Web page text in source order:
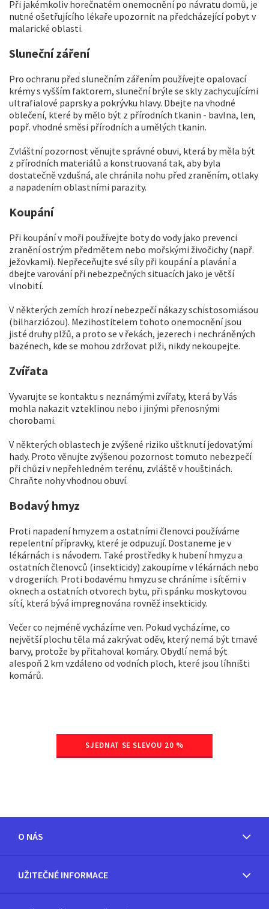
Při jakémkoliv horečnatém onemocnění po návratu domů, je
nutné ošetřujícího lékaře upozornit na předcházející pobyt v
malarické oblasti.
Sluneční záření
Pro ochranu před slunečním zářením používejte opalovací
krémy s vyšším faktorem, sluneční brýle se skly zachycujícími
ultrafialové paprsky a pokrývku hlavy. Dbejte na vhodné
oblečení, které by mělo být z přírodních tkanin - bavlna, len,
popř. vhodné směsi přírodních a umělých tkanin.
Zvláštní pozornost věnujte správné obuvi, která by měla být
z přírodních materiálů a konstruovaná tak, aby byla
dostatečně vzdušná, ale chránila nohu před zraněním, otlaky
a napadením oblastními parazity.
Koupání
Při koupání v moři používejte boty do vody jako prevenci
zranění ostrým předmětem nebo mořskými živočichy (např.
ježovkami). Nepřeceňujte své síly při koupání a plavání a
dbejte varování při nebezpečných situacích jako je větší
vlnobití.
V některých zemích hrozí nebezpečí nákazy schistosomiásou
(bilharziózou). Mezihostitelem tohoto onemocnění jsou
jisté druhy plžů, a proto se v řekách, jezerech i nechráněných
bazénech, kde se mohou zdržovat plži, nikdy nekoupejte.
Zvířata
Vyvarujte se kontaktu s neznámými zvířaty, která by Vás
mohla nakazit vzteklinou nebo i jinými přenosnými
chorobami.
V některých oblastech je zvýšené riziko uštknutí jedovatými
hady. Proto věnujte zvýšenou pozornost tomuto nebezpečí
při chůzi v nepřehledném terénu, zvláště v houštinách.
Chraňte nohy vhodnou obuví.
Bodavý hmyz
Proti napadení hmyzem a ostatními členovci používáme
repelentní přípravky, které je odpuzují. Dostaneme je v
lékárnách i s návodem. Také prostředky k hubení hmyzu a
ostatních členovců (insekticidy) zakoupíme v lékárnách nebo
v drogeriích. Proti bodavému hmyzu se chráníme i sítěmi v
oknech a ostatních otvorech bytu, při spánku moskytovou
sítí, která bývá impregnována rovněž insekticidy.
Večer co nejméně vycházíme ven. Pokud vycházíme, co
největší plochu těla má zakrývat oděv, který nemá být tmavé
barvy, protože by přitahoval komáry. Obydlí nemá být
alespoň 2 km vzdáleno od vodních ploch, které jsou líhništi
komárů.
SJEDNAT SE SLEVOU 20 %
O NÁS
UŽITEČNÉ INFORMACE